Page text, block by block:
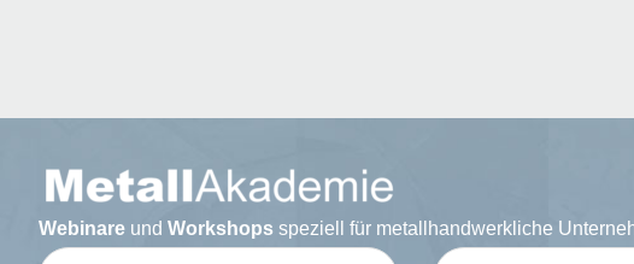
Webinare und Workshops speziell für metallhandwerkliche